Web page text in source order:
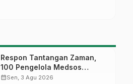
Respon Tantangan Zaman,
100 Pengelola Medsos
Sekolah Ma’arif Pekalongan
calendar_monthSen, 3 Agu 2026